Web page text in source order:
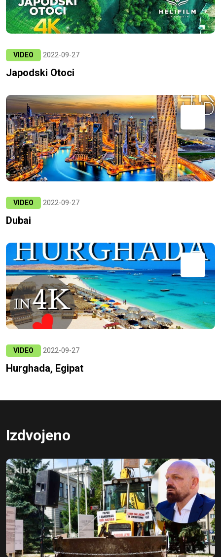
VIDEO 2022-09-27
Japodski Otoci
VIDEO 2022-09-27
Dubai
VIDEO 2022-09-27
Hurghada, Egipat
Izdvojeno